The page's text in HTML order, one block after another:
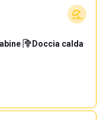
· Doccia calda·